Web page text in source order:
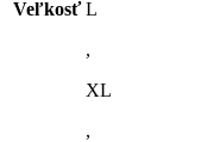
Veľkosť L
,
XL
,